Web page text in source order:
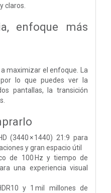
claros.
enfoque más
maximizar el enfoque. La
lo que puedes ver la
pantallas, la transición
(3440 × 1440) 21:9 para
y gran espacio útil
de 100 Hz y tiempo de
una experiencia visual
y 1 mil millones de